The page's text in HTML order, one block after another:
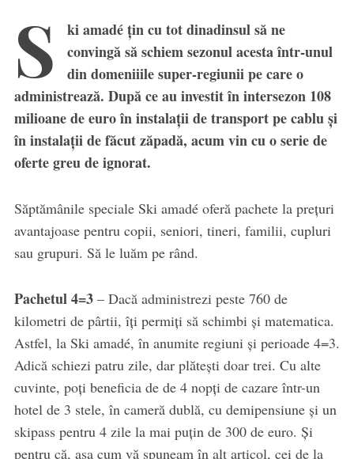
S
ki amadé țin cu tot dinadinsul să ne
convingă să schiem sezonul acesta într-unul
din domeniiile super-regiunii pe care o
administrează. După ce au investit în intersezon 108
milioane de euro în instalații de transport pe cablu și
în instalații de făcut zăpadă, acum vin cu o serie de
oferte greu de ignorat.
Săptămânile speciale Ski amadé oferă pachete la prețuri
avantajoase pentru copii, seniori, tineri, familii, cupluri
sau grupuri. Să le luăm pe rând.
Pachetul 4=3– Dacă administrezi peste 760 de
kilometri de pârtii, îți permiți să schimbi și matematica.
Astfel, la Ski amadé, în anumite regiuni și perioade 4=3.
Adică schiezi patru zile, dar plătești doar trei. Cu alte
cuvinte, poți beneficia de de 4 nopți de cazare într-un
hotel de 3 stele, în cameră dublă, cu demipensiune și un
skipass pentru 4 zile la mai puțin de 300 de euro. Și
pentru că, așa cum vă spuneam în alt articol, cei de la